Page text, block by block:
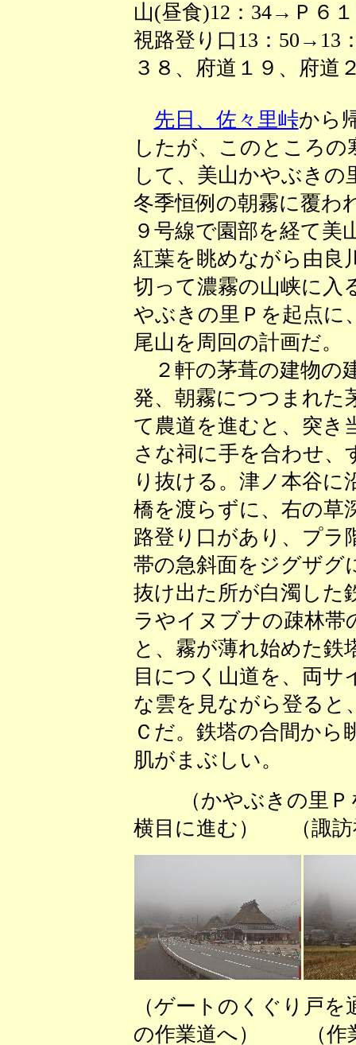
山(昼食)12：34→Ｐ６
視路登り口13：50→13
３８、府道１９、府道
先日、佐々里峠から
したが、このところ
して、美山かやぶきの
冬季恒例の朝霧に覆わ
９号線で園部を経て美
紅葉を眺めながら由良
切って濃霧の山峡に入
やぶきの里Ｐを起点に
尾山を周回の計画だ。
２軒の茅葺の建物の
発、朝霧につつまれた
て農道を進むと、突き
さな祠に手を合わせ、
り抜ける。津ノ本谷に
橋を渡らずに、右の草
路登り口があり、プラ
帯の急斜面をジグザグ
抜け出た所が白濁した
ラやイヌブナの疎林帯
と、霧が薄れ始めた鉄
目につく山道を、両サ
な雲を見ながら登ると
Ｃだ。鉄塔の合間から
肌がまぶしい。
（かやぶきの里Ｐ
横目に進む） （諏訪
（ゲートのくぐり戸
の作業道へ） （作